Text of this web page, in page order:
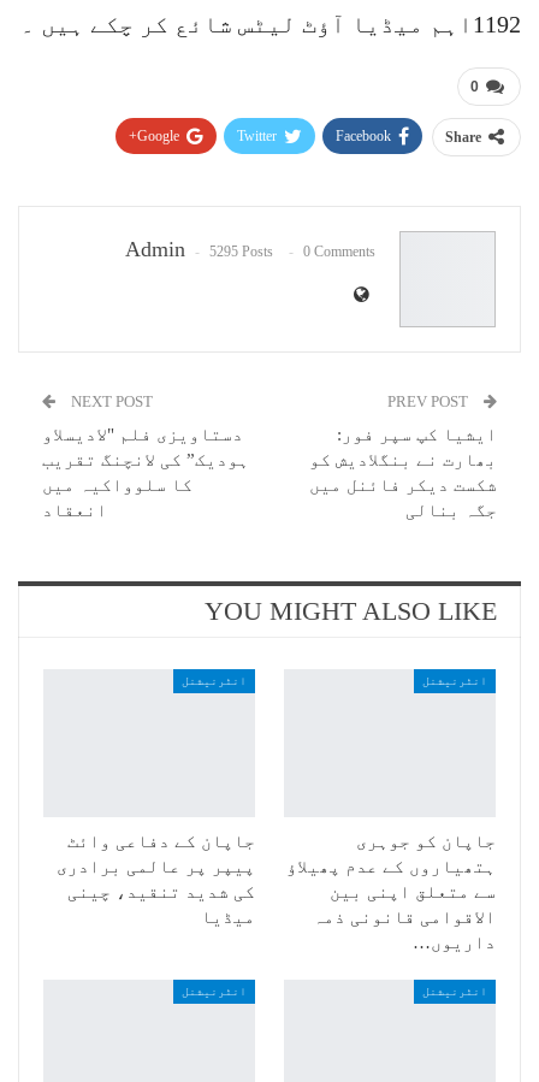
1192اہم میڈیا آؤٹ لیٹس شائع کر چکے ہیں ۔
0
Share
Facebook
Twitter
Google+
Admin 5295 Posts 0 Comments
ایشیا کپ سپر فور:
بھارت نے بنگلادیش کو
شکست دیکر فائنل میں
جگہ بنالی
NEXT POST
دستاویزی فلم "لادیسلاو
ہودیک” کی لانچنگ تقریب
کا سلوواکیہ میں
انعقاد
YOU MIGHT ALSO LIKE
انٹرنیشنل
جاپان کو جوہری
ہتھیاروں کے عدم پھیلاؤ
سے متعلق اپنی بین
الاقوامی قانونی ذمہ
داریوں…
انٹرنیشنل
جاپان کے دفاعی وائٹ
پیپر پر عالمی برادری
کی شدید تنقید، چینی
میڈیا
انٹرنیشنل انٹرنیشنل